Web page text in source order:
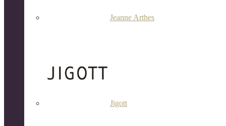
Jeanne Arthes
Jigott